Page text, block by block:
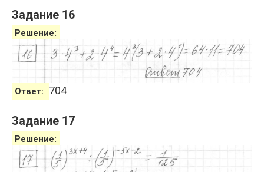
Задание 16
Решение:
Ответ: 704
Задание 17
Решение: